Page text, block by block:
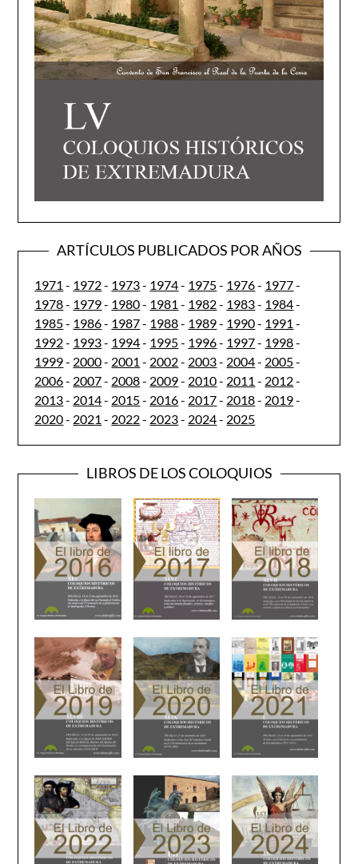
ARTÍCULOS PUBLICADOS POR AÑOS
1971 - 1972- 1973- 1974- 1975- 1976- 1977-
1978- 1979- 1980- 1981 - 1982- 1983- 1984-
1985- 1986- 1987- 1988- 1989- 1990- 1991 -
1992- 1993- 1994- 1995- 1996- 1997- 1998-
1999- 2000- 2001 - 2002- 2003- 2004- 2005-
2006- 2007- 2008- 2009- 2010- 2011 - 2012-
2013- 2014- 2015- 2016- 2017- 2018- 2019-
2020- 2021 - 2022- 2023- 2024- 2025
LIBROS DE LOS COLOQUIOS